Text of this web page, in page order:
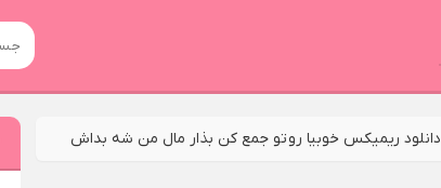
دانلود ریمیکس خوبیا رو تو جمع کن بذار مال من شه بداش